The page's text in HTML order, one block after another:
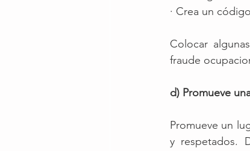
· Crea un
Colocar
fraude
d) Promueve
Promueve un
y respetados.